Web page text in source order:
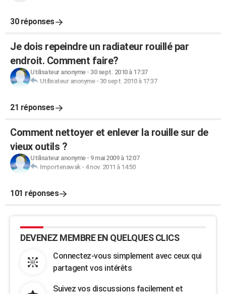
30 réponses
Je dois repeindre un radiateur rouillé par
endroit. Comment faire?
Utilisateur anonyme- 30 sept. 2010 à 17:37
Utilisateur anonyme- 30 sept. 2010 à 17:37
21 réponses
Comment nettoyer et enlever la rouille sur de
vieux outils ?
Utilisateur anonyme- 9 mai 2009 à 12:07
Importenawak- 4 nov. 2011 à 14:50
101 réponses
DEVENEZ MEMBRE EN QUELQUES CLICS
Connectez-vous simplement avec ceux qui
partagent vos intérêts
Suivez vos discussions facilement et